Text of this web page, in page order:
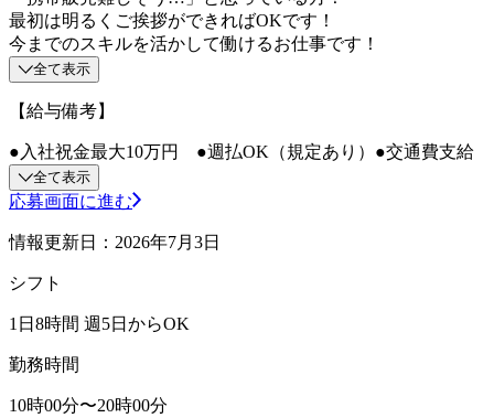
最初は明るくご挨拶ができればOKです！
今までのスキルを活かして働けるお仕事です！
全て表示
【給与備考】
●入社祝金最大10万円 ●週払OK（規定あり）●交通費支給
全て表示
応募画面に進む
情報更新日：2026年7月3日
シフト
1日8時間 週5日からOK
勤務時間
10時00分〜20時00分